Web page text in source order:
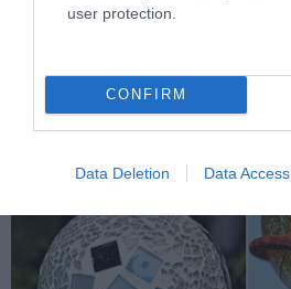
user protection.
CONFIRM
Data Deletion Data Access